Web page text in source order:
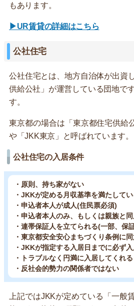
もあります。
▶UR賃貸の詳細はこちら
公社住宅
公社住宅とは、地方自治体が出資
供給公社」が運営している団地で
す。
東京都の場合は「東京都住宅供給
や「JKK東京」と呼ばれています。
公社住宅の入居条件
・原則、持ち家がない
・JKKが定める月収基準を満たしてい
・申込者本人が成人(住民票必須)
・申込者本人のみ、もしくは親族と
・連帯保証人を立てられる(一部、保
・東京都安全安心まちづくり条例に
・JKKが指定する入居日までに必ず
・トラブルなく円満に入居してくれる
・反社会的勢力の関係者ではない
上記ではJKKが定めている「一般